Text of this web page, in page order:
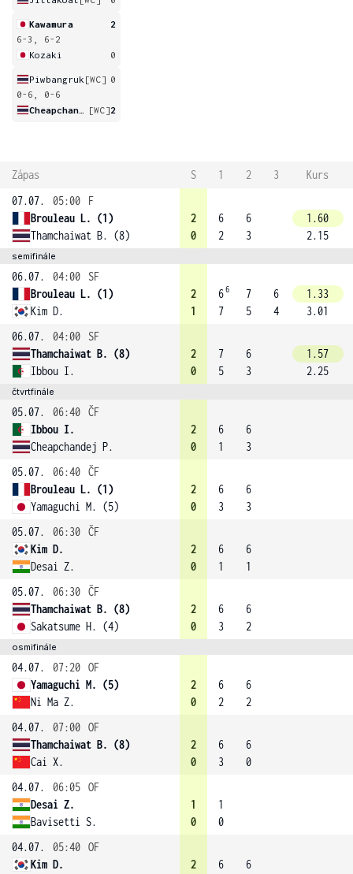
Kawamura
2
6-3, 6-2
Kozaki
0
Piwbangruk [WC] 0
0-6, 0-6
[WC]2
Zápas S 1 2 3
Kurs
07.07.
05:00
F
Brouleau L. (1)
Thamchaiwat B. (8)
2
0
6
2
6
3
1.60
2.15
semifinále
06.07. 04:00
SF
Brouleau L. (1)
Kim D.
2
1
66
7
7
5
6
4
1.33
3.01
06.07.
04:00
SF
Thamchaiwat B. (8)
Ibbou I.
2
0
7
5
6
3
1.57
2.25
čtvrtfinále
05.07. 06:40 ČF
Ibbou I.
Cheapchandej P.
2
0
6
1
6
3
05.07.
06:40 ČF
Brouleau L. (1)
Yamaguchi M. (5)
2
0
6
3
6
3
05.07.
06:30 ČF
Kim D.
Desai Z.
2
0
6
1
6
1
05.07.
06:30 ČF
Thamchaiwat B. (8)
Sakatsume H. (4)
2
0
6
3
6
2
osmifinále
04.07. 07:20 OF
Yamaguchi M. (5)
Ni Ma Z.
2
0
6
2
6
2
04.07.
07:00 OF
Thamchaiwat B. (8)
Cai X.
2
0
6
3
6
0
04.07.
06:05 OF
Desai Z.
Bavisetti S.
1
0
1
0
04.07.
05:40 OF
Kim D.
2
6
6